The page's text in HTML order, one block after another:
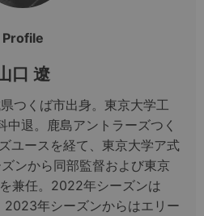
Profile
口 遼
つくば市出身。東京大学工
退。鹿島アントラーズつく
ユースを経て、東京大学ア式
ンから同部監督および東京
兼任。2022年シーズンは
2023年シーズンからはエリー